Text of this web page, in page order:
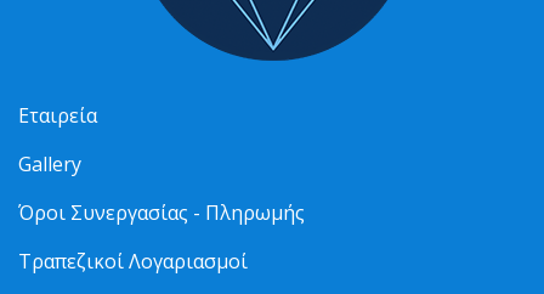
Εταιρεία
Gallery
Όροι Συνεργασίας - Πληρωμής
Τραπεζικοί Λογαριασμοί